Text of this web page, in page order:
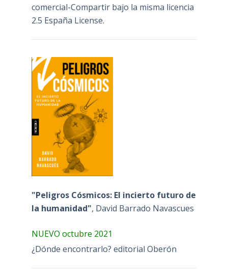
comercial-Compartir bajo la misma licencia
2.5 España License.
"Peligros Cósmicos: El incierto futuro de
la humanidad", David Barrado Navascues
NUEVO octubre 2021
¿Dónde encontrarlo? editorial Oberón